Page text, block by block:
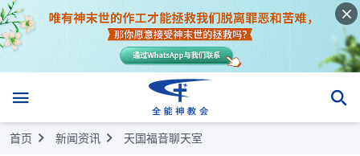
首页 新闻资讯 天国福音聊天室